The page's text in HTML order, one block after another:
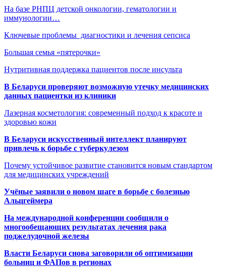
На базе РНПЦ детской онкологии, гематологии и
иммунологии…
Ключевые проблемы диагностики и лечения сепсиса
Большая семья «пятерочки»
Нутритивная поддержка пациентов после инсульта
В Беларуси проверяют возможную утечку медицинских
данных пациентки из клиники
Лазерная косметология: современный подход к красоте и
здоровью кожи
В Беларуси искусственный интеллект планируют
привлечь к борьбе с туберкулезом
Почему устойчивое развитие становится новым стандартом
для медицинских учреждений
Учёные заявили о новом шаге в борьбе с болезнью
Альцгеймера
На международной конференции сообщили о
многообещающих результатах лечения рака
поджелудочной железы
Власти Беларуси снова заговорили об оптимизации
больниц и ФАПов в регионах